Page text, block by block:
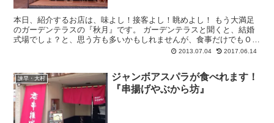
本日、紹介するお店は、味よし！接客よし！眺めよし！ もう大満足
のガーデンテラスの『秋月』です。 ガーデンテラスと聞くと、結婚
式場でしょ？と、思う方も多いかもしれませんが、食事だけでもＯＫ
2013.07.04 2017.06.14
諫早・大村
ジャンボアスパラが食べれます！
『串揚げやぶから坊』